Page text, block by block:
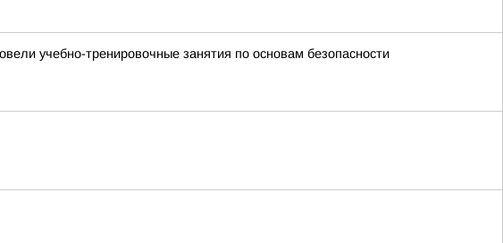
учебно-тренировочные занятия по основам безопасности